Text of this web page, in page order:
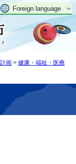
Foreign language
画 > 健康・福祉・医療